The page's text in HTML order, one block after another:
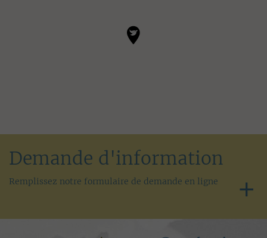
Demande d'information
Remplissez notre formulaire de demande en ligne